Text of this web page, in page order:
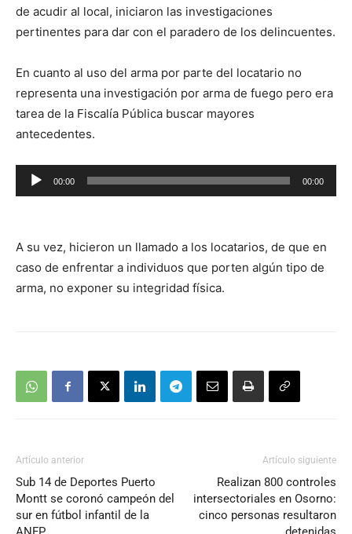
de acudir al local, iniciaron las investigaciones
pertinentes para dar con el paradero de los delincuentes.
En cuanto al uso del arma por parte del locatario no
representa una investigación por arma de fuego pero era
tarea de la Fiscalía Pública buscar mayores
antecedentes.
Reproductor
de
00:00 00:00
A su vez, hicieron un llamado a los locatarios, de que en
caso de enfrentar a individuos que porten algún tipo de
arma, no exponer su integridad física.
Artículo anterior
Sub 14 de Deportes Puerto
Montt se coronó campeón del
sur en fútbol infantil de la
Artículo siguiente
Realizan 800 controles
intersectoriales en Osorno:
cinco personas resultaron